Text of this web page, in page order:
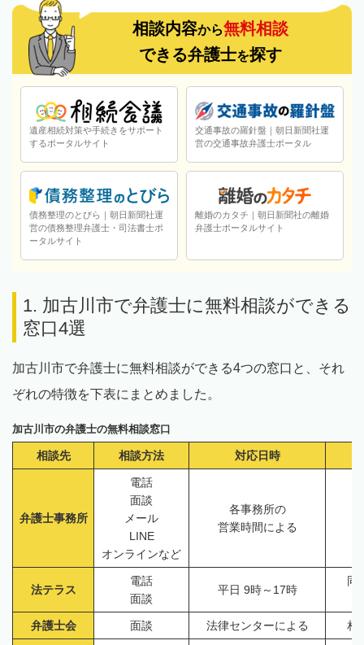
相談内容から無料相談
できる弁護士を探す
遺産相続対策や手続きをサポート
するポータルサイト
交通事故の羅針盤｜朝日新聞社運
営の交通事故弁護士ポータル
債務整理のとびら｜朝日新聞社運
営の債務整理弁護士・司法書士ポ
ータルサイト
離婚のカタチ｜朝日新聞社の離婚
弁護士ポータルサイト
1. 加古川市で弁護士に無料相談ができる
窓口4選
加古川市で弁護士に無料相談ができる4つの窓口と、それ
ぞれの特徴を下表にまとめました。
加古川市の弁護士の無料相談窓口
相談先 相談方法 対応日時
弁護士事務所
電話
面談
メール
LINE
オンラインなど
各事務所の
営業時間による
法テラス
電話
面談
平日 9時～17時
同
弁護士会 面談 法律センターによる 相